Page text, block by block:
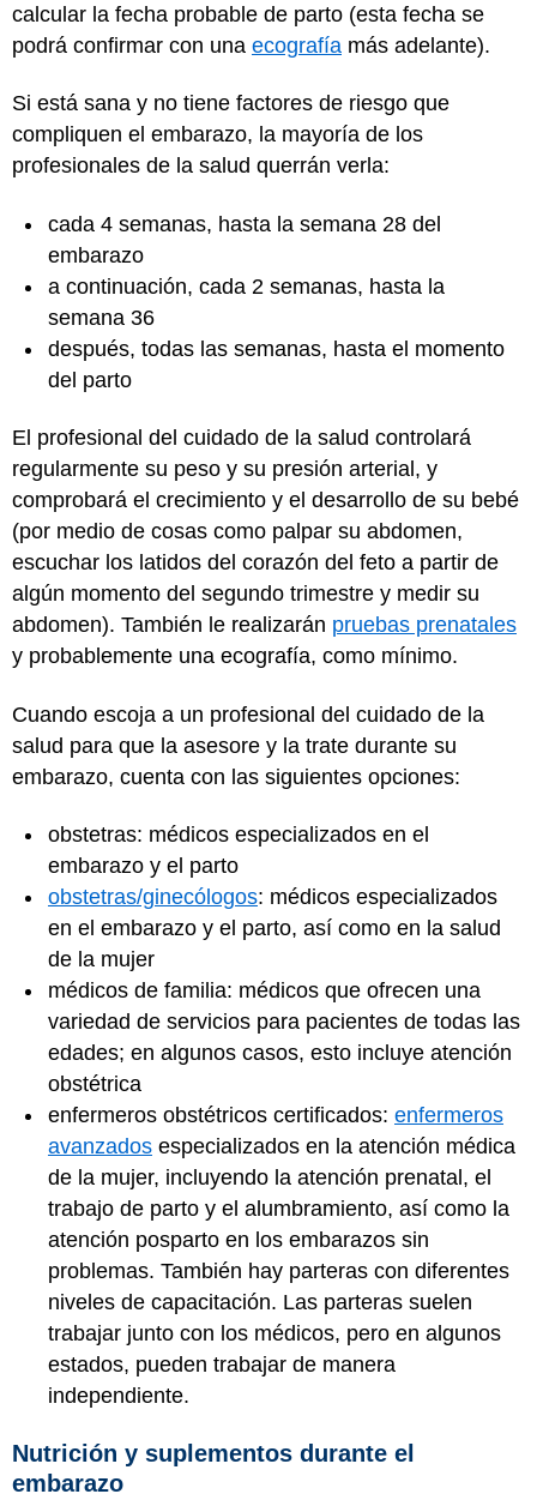
calcular la fecha probable de parto (esta fecha se
podrá confirmar con una ecografía más adelante).
Si está sana y no tiene factores de riesgo que
compliquen el embarazo, la mayoría de los
profesionales de la salud querrán verla:
cada 4 semanas, hasta la semana 28 del
embarazo
a continuación, cada 2 semanas, hasta la
semana 36
después, todas las semanas, hasta el momento
del parto
El profesional del cuidado de la salud controlará
regularmente su peso y su presión arterial, y
comprobará el crecimiento y el desarrollo de su bebé
(por medio de cosas como palpar su abdomen,
escuchar los latidos del corazón del feto a partir de
algún momento del segundo trimestre y medir su
abdomen). También le realizarán pruebas prenatales
y probablemente una ecografía, como mínimo.
Cuando escoja a un profesional del cuidado de la
salud para que la asesore y la trate durante su
embarazo, cuenta con las siguientes opciones:
obstetras: médicos especializados en el
embarazo y el parto
obstetras/ginecólogos: médicos especializados
en el embarazo y el parto, así como en la salud
de la mujer
médicos de familia: médicos que ofrecen una
variedad de servicios para pacientes de todas las
edades; en algunos casos, esto incluye atención
obstétrica
enfermeros obstétricos certificados: enfermeros
avanzados especializados en la atención médica
de la mujer, incluyendo la atención prenatal, el
trabajo de parto y el alumbramiento, así como la
atención posparto en los embarazos sin
problemas. También hay parteras con diferentes
niveles de capacitación. Las parteras suelen
trabajar junto con los médicos, pero en algunos
estados, pueden trabajar de manera
independiente.
Nutrición y suplementos durante el
embarazo